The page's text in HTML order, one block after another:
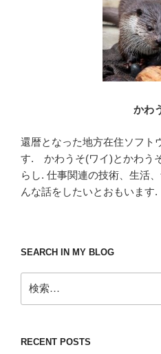
かわ
還暦となった地方在住ソフト
す. かわうそ(ワイ)とかわう
らし. 仕事関連の技術、生活
んな話をしたいとおもいます.
SEARCH IN MY BLOG
索:
RECENT POSTS